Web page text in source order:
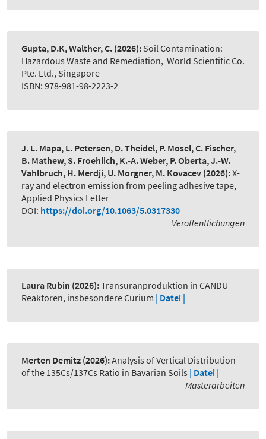
Gupta, D.K, Walther, C. (2026): Soil Contamination:
Hazardous Waste and Remediation, World Scientific Co.
Pte. Ltd., Singapore
ISBN: 978-981-98-2223-2
J. L. Mapa, L. Petersen, D. Theidel, P. Mosel, C. Fischer,
B. Mathew, S. Froehlich, K.-A. Weber, P. Oberta, J.-W.
Vahlbruch, H. Merdji, U. Morgner, M. Kovacev (2026):X-
ray and electron emission from peeling adhesive tape,
Applied Physics Letter
DOI: https://doi.org/10.1063/5.0317330
Veröffentlichungen
Laura Rubin (2026):Transuranproduktion in CANDU-
Reaktoren, insbesondere Curium | Datei |
Merten Demitz (2026):Analysis of Vertical Distribution
of the 135Cs/137Cs Ratio in Bavarian Soils | Datei |
Masterarbeiten